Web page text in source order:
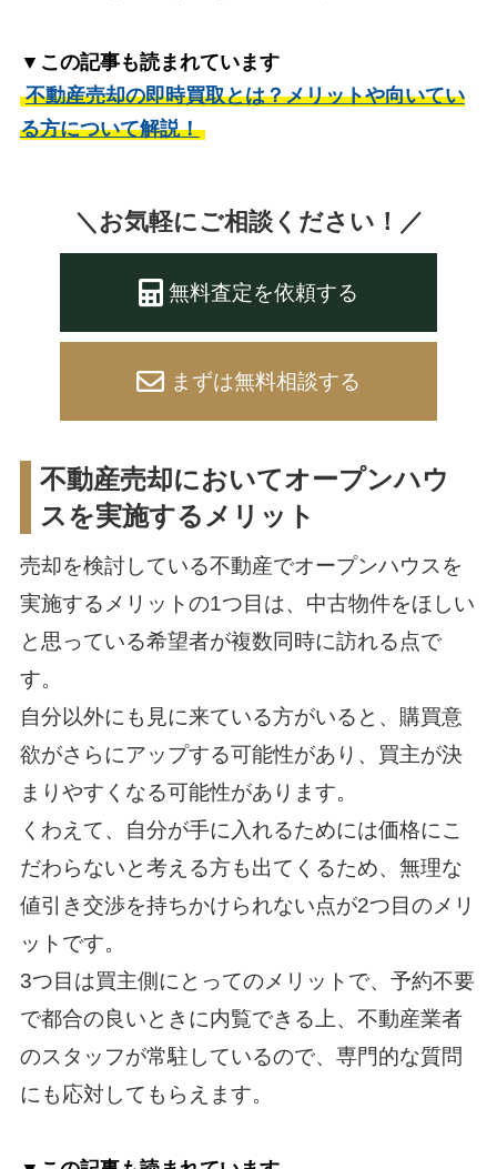
▼この記事も読まれています
不動産売却の即時買取とは？メリットや向いてい
る方について解説！
＼お気軽にご相談ください！／
無料査定を依頼する
まずは無料相談する
不動産売却においてオープンハウ
スを実施するメリット
売却を検討している不動産でオープンハウスを
実施するメリットの1つ目は、中古物件をほしい
と思っている希望者が複数同時に訪れる点で
す。
自分以外にも見に来ている方がいると、購買意
欲がさらにアップする可能性があり、買主が決
まりやすくなる可能性があります。
くわえて、自分が手に入れるためには価格にこ
だわらないと考える方も出てくるため、無理な
値引き交渉を持ちかけられない点が2つ目のメリ
ットです。
3つ目は買主側にとってのメリットで、予約不要
で都合の良いときに内覧できる上、不動産業者
のスタッフが常駐しているので、専門的な質問
にも応対してもらえます。